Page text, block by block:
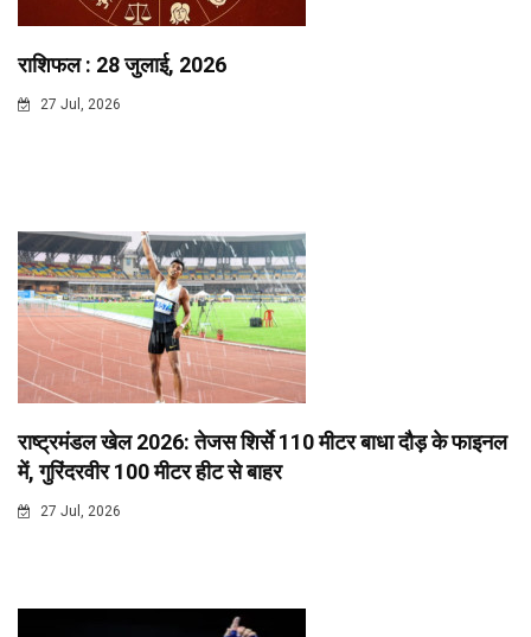
राशिफल : 28 जुलाई, 2026
27 Jul, 2026
राष्ट्रमंडल खेल 2026: तेजस शिर्से 110 मीटर बाधा दौड़ के फाइनल
में, गुरिंदरवीर 100 मीटर हीट से बाहर
27 Jul, 2026